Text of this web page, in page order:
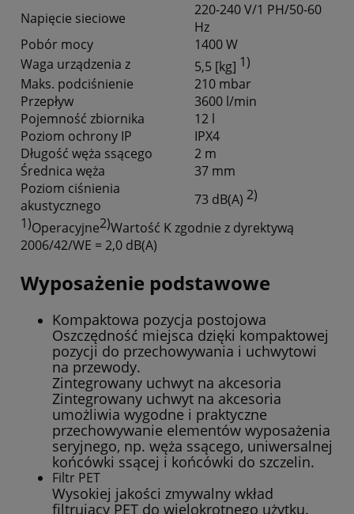
Napięcie sieciowe
220-240 V/1 PH/50-60
Hz
Pobór mocy
1400 W
Waga urządzenia z
5,5 [kg] 1)
Maks. podciśnienie
210 mbar
Przepływ
3600 l/min
Pojemność zbiornika
12 l
Poziom ochrony IP
IPX4
Długość węża ssącego
2 m
Średnica węża
37 mm
Poziom ciśnienia
akustycznego
73 dB(A) 2)
1)Operacyjne2)Wartość K zgodnie z dyrektywą
2006/42/WE = 2,0 dB(A)
Wyposażenie podstawowe
Kompaktowa pozycja postojowa
Oszczędność miejsca dzięki kompaktowej
pozycji do przechowywania i uchwytowi
na przewody.
Zintegrowany uchwyt na akcesoria
Zintegrowany uchwyt na akcesoria
umożliwia wygodne i praktyczne
przechowywanie elementów wyposażenia
seryjnego, np. węża ssącego, uniwersalnej
końcówki ssącej i końcówki do szczelin.
Filtr PET
Wysokiej jakości zmywalny wkład
filtrujący PET do wielokrotnego użytku.